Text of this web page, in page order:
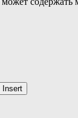
Insert